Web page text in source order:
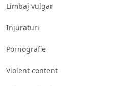
Limbaj vulgar
Injuraturi
Pornografie
Violent content